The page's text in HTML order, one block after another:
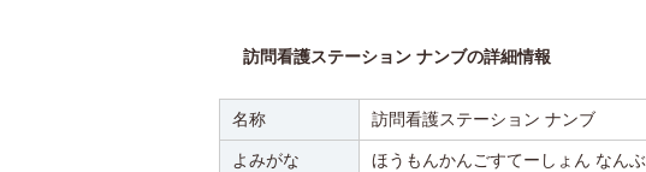
訪問看護ステーション ナンブの詳細情報
名称 訪問看護ステーション ナンブ
よみがな ほうもんかんごすてーしょん なんぶ